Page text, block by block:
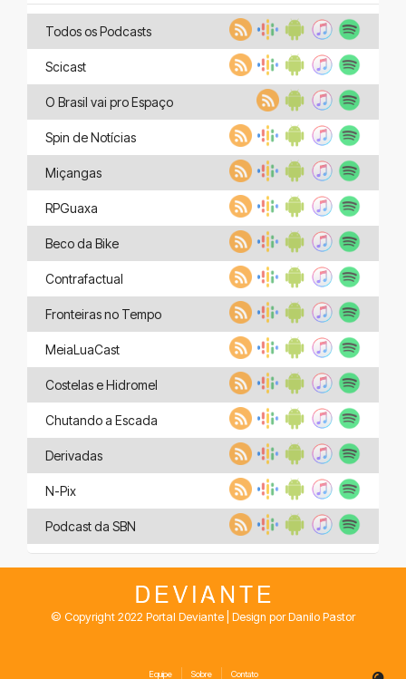
Todos os Podcasts
Scicast
O Brasil vai pro Espaço
Spin de Notícias
Miçangas
RPGuaxa
Beco da Bike
Contrafactual
Fronteiras no Tempo
MeiaLuaCast
Costelas e Hidromel
Chutando a Escada
Derivadas
N-Pix
Podcast da SBN
© Copyright 2022 Portal Deviante | Design por Danilo Pastor
Equipe Sobre Contato